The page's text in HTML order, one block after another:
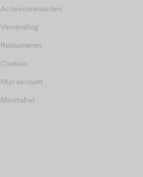
Actievoorwaarden
Verzending
Retourneren
Cookies
Mijn account
Maattabel